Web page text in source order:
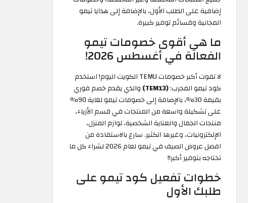
إضافية على الطلب الأول، بالإضافة إلى هدايا تيمو
المجانية وقسائم توفير كبيرة.
ما هي أقوى خصومات تيمو
الفعالة في أغسطس 2026!
لا تفوت أكبر خصومات TEMU الكويت اليوم! استخدم
كود تيمو المجرب:(TEM13)
والذي يقدم خصم فوري
بقيمة 30%، بالإضافة إلى خصومات تيمو لغاية 90%
على تشكيلة واسعة من المنتجات في قسم الأزياء،
منتجات الجمال والعناية الشخصية، لوازم المنزل،
الإلكترونيات، وغيرها الكثير. سارع بالاستفادة من
افضل عروض الصيف في تيمو لعام 2026 لشراء كل ما
تحتاجه بتوفير أكبر!!
خطوات تفعيل كود تيمو على
طلبك الأول